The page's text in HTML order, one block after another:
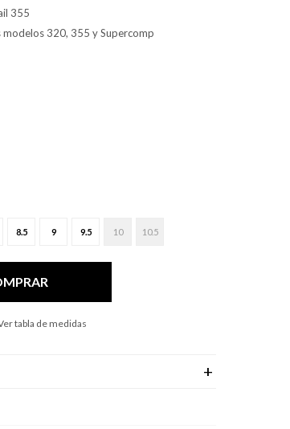
355
modelos 320, 355 y Supercomp
8.5 9 9.5 10 10.5
tabla de medidas